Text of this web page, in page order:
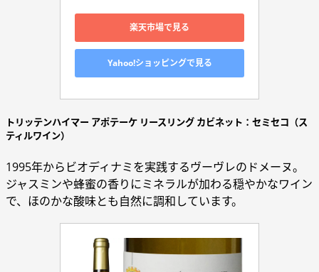
楽天市場で見る
Yahoo!ショッピングで見る
トリッテンハイマー アポテーケ リースリング カビネット：セミセコ（ス
ティルワイン）
1995年からビオディナミを実践するヴーヴレのドメーヌ。
ジャスミンや蜂蜜の香りにミネラルが加わる穏やかなワイン
で、ほのかな酸味とも自然に調和しています。